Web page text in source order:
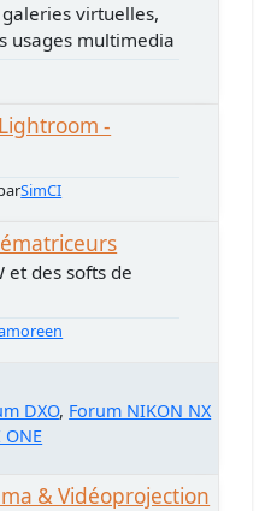
virtuelles,
usages multimedia
-
SimCI
et des softs de
DXO Forum NIKON NX
ONE
& Vidéoprojection